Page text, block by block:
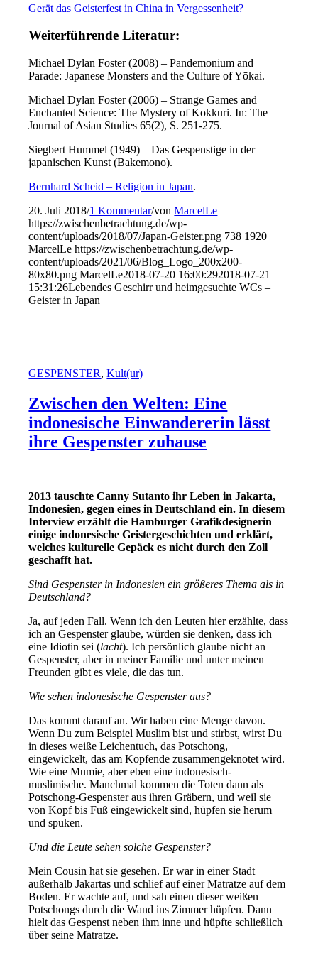
Gerät das Geisterfest in China in Vergessenheit?
Weiterführende Literatur:
Michael Dylan Foster (2008) – Pandemonium and
Parade: Japanese Monsters and the Culture of Yōkai.
Michael Dylan Foster (2006) – Strange Games and
Enchanted Science: The Mystery of Kokkuri. In: The
Journal of Asian Studies 65(2), S. 251-275.
Siegbert Hummel (1949) – Das Gespenstige in der
japanischen Kunst (Bakemono).
Bernhard Scheid – Religion in Japan.
20. Juli 2018/1 Kommentar/vonMarcelLe
https://zwischenbetrachtung.de/wp-
content/uploads/2018/07/Japan-Geister.png 738 1920
MarcelLe https://zwischenbetrachtung.de/wp-
content/uploads/2021/06/Blog_Logo_200x200-
80x80.png MarcelLe2018-07-20 16:00:292018-07-21
15:31:26Lebendes Geschirr und heimgesuchte WCs –
Geister in Japan
GESPENSTER,Kult(ur)
Zwischen den Welten: Eine
indonesische Einwandererin lässt
ihre Gespenster zuhause
2013 tauschte Canny Sutanto ihr Leben in Jakarta,
Indonesien, gegen eines in Deutschland ein. In diesem
Interview erzählt die Hamburger Grafikdesignerin
einige indonesische Geistergeschichten und erklärt,
welches kulturelle Gepäck es nicht durch den Zoll
geschafft hat.
Sind Gespenster in Indonesien ein größeres Thema als in
Deutschland?
Ja, auf jeden Fall. Wenn ich den Leuten hier erzählte, dass
ich an Gespenster glaube, würden sie denken, dass ich
eine Idiotin sei (lacht). Ich persönlich glaube nicht an
Gespenster, aber in meiner Familie und unter meinen
Freunden gibt es viele, die das tun.
Wie sehen indonesische Gespenster aus?
Das kommt darauf an. Wir haben eine Menge davon.
Wenn Du zum Beispiel Muslim bist und stirbst, wirst Du
in dieses weiße Leichentuch, das Potschong,
eingewickelt, das am Kopfende zusammengeknotet wird.
Wie eine Mumie, aber eben eine indonesisch-
muslimische. Manchmal kommen die Toten dann als
Potschong-Gespenster aus ihren Gräbern, und weil sie
von Kopf bis Fuß eingewickelt sind, hüpfen sie herum
und spuken.
Und die Leute sehen solche Gespenster?
Mein Cousin hat sie gesehen. Er war in einer Stadt
außerhalb Jakartas und schlief auf einer Matratze auf dem
Boden. Er wachte auf, und sah einen dieser weißen
Potschongs durch die Wand ins Zimmer hüpfen. Dann
hielt das Gespenst neben ihm inne und hüpfte schließlich
über seine Matratze.